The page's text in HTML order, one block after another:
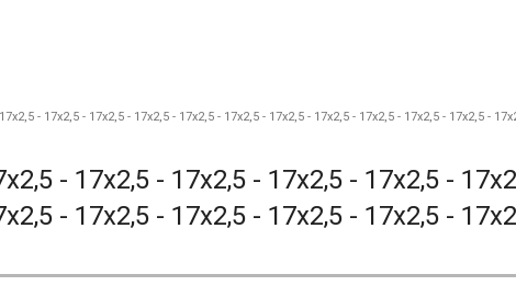
- 17x2,5 - 17x2,5 - 17x2,5 - 17x2,5 - 17x2,5 - 17x2,5 - 17x2,5 - 17x2,5 - 17x2,5 - 17x2,5 -
- 17x2,5 - 17x2,5 - 17x2,5 - 17x2,5 -
- 17x2,5 - 17x2,5 - 17x2,5 - 17x2,5 -